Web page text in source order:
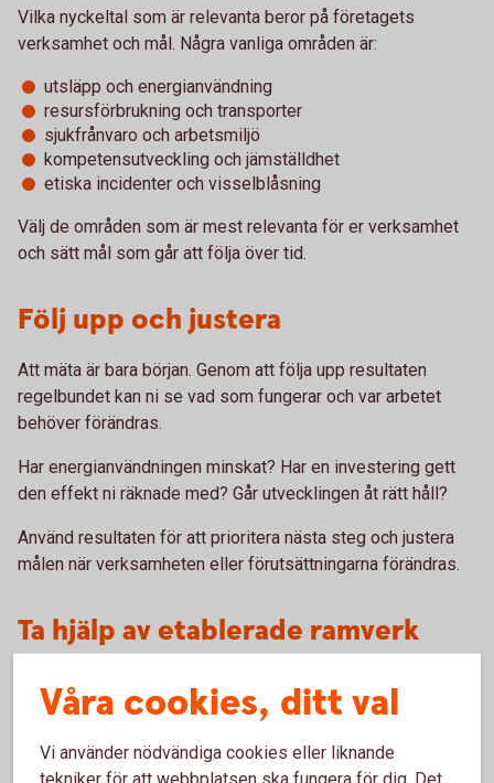
Vilka nyckeltal som är relevanta beror på företagets
verksamhet och mål. Några vanliga områden är:
utsläpp och energianvändning
resursförbrukning och transporter
sjukfrånvaro och arbetsmiljö
kompetensutveckling och jämställdhet
etiska incidenter och visselblåsning
Välj de områden som är mest relevanta för er verksamhet
och sätt mål som går att följa över tid.
Följ upp och justera
Att mäta är bara början. Genom att följa upp resultaten
regelbundet kan ni se vad som fungerar och var arbetet
behöver förändras.
Har energianvändningen minskat? Har en investering gett
den effekt ni räknade med? Går utvecklingen åt rätt håll?
Använd resultaten för att prioritera nästa steg och justera
målen när verksamheten eller förutsättningarna förändras.
Ta hjälp av etablerade ramverk
För vissa företag kan etablerade standarder och ramverk
vara ett stöd i hållbarhetsarbetet. GHG-protokollet kan till
medan andra ramverk kan ge stöd kring hållbarhetsmål och
Våra cookies, ditt val
Vi använder nödvändiga cookies eller liknande
tekniker för att webbplatsen ska fungera för dig. Det